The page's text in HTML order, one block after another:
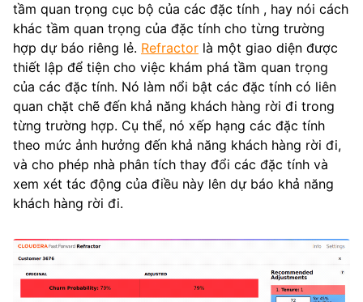
tầm quan trọng cục bộ của các đặc tính , hay nói cách
khác tầm quan trọng của đặc tính cho từng trường
hợp dự báo riêng lẻ. Refractor là một giao diện được
thiết lập để tiện cho việc khám phá tầm quan trọng
của các đặc tính. Nó làm nổi bật các đặc tính có liên
quan chặt chẽ đến khả năng khách hàng rời đi trong
từng trường hợp. Cụ thể, nó xếp hạng các đặc tính
theo mức ảnh hưởng đến khả năng khách hàng rời đi,
và cho phép nhà phân tích thay đổi các đặc tính và
xem xét tác động của điều này lên dự báo khả năng
khách hàng rời đi.